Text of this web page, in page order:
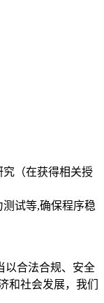
（在获得相关授
试等,确保程序稳
以合法合规、安全
和社会发展，我们